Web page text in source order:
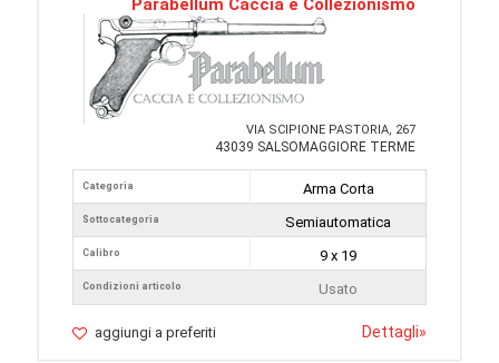
Parabellum Caccia e Collezionismo
VIA SCIPIONE PASTORIA, 267
43039 SALSOMAGGIORE TERME
Categoria
Sottocategoria
Calibro
Condizioni articolo
Arma Corta
Semiautomatica
9 x 19
Usato
aggiungi a preferiti Dettagli»